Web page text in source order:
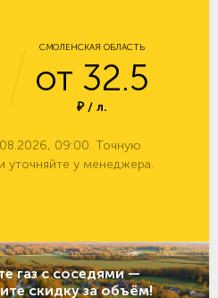
СМОЛЕНСКАЯ ОБЛАСТЬ
от 32.5
₽ / л.
09:00. Точную
уточняйте у менеджера.
газ с соседями —
скидку за объём!